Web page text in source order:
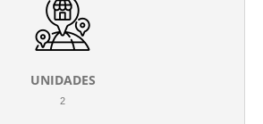
UNIDADES
2